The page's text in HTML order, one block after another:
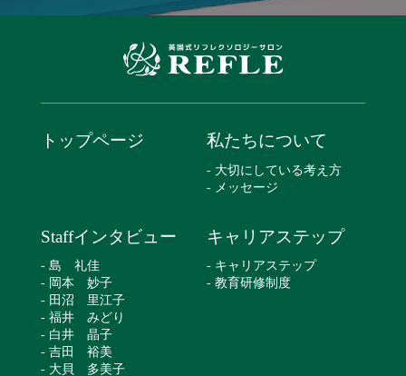
トップページ 私たちについて
- 大切にしている考え方
- メッセージ
Staffインタビュー
- 島 礼佳
- 岡本 妙子
- 田沼 里江子
- 福井 みどり
- 白井 晶子
- 吉田 裕美
- 大貝 多美子
キャリアステップ
- キャリアステップ
- 教育研修制度